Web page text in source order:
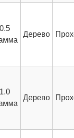
0.5
Дерево
1.0
Дерево